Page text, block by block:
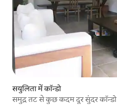
सयुलिता में कॉन्डो
समुद्र तट से कुछ कदम दूर सुंदर कॉन्डो